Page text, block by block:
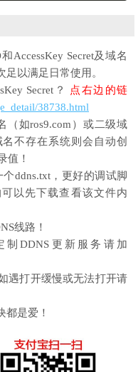
AccessKey Secret及域名
以满足日常使用。
Secret？
点右边的链
38738.html
（如ros9.com）或二级域
不存在系统则会自动创
值！
ddns.txt，更好的调试脚
以先下载查看该文件内
线路！
DDNS更新服务请加
遇打开缓慢或无法打开请
都是爱！